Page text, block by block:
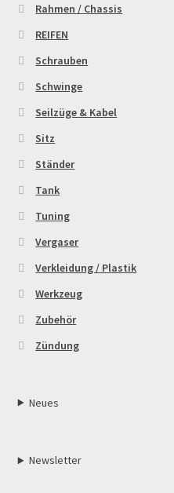
Rahmen / Chassis
REIFEN
Schrauben
Schwinge
Seilzüge & Kabel
Sitz
Ständer
Tank
Tuning
Vergaser
Verkleidung / Plastik
Werkzeug
Zubehör
Zündung
Neues
Newsletter